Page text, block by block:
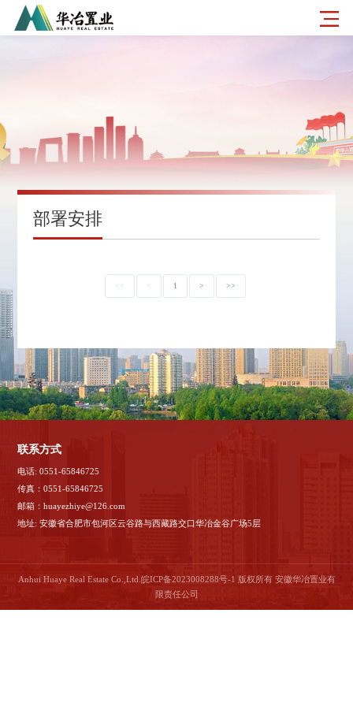
部署安排
<< < 1 > >>
联系方式
电话: 0551-65846725
传真：0551-65846725
邮箱：huayezhiye@126.com
地址: 安徽省合肥市包河区云谷路与西藏路交口华冶金谷广场5层
Anhui Huaye Real Estate Co.,Ltd. 皖ICP备2023008288号-1 版权所有 安徽华冶置业有
限责任公司